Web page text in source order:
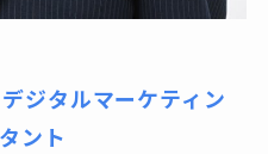
ジタルマーケティン
ント